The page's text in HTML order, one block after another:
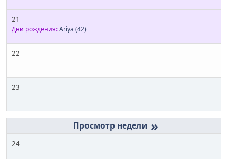
21
Дни рождения:Ariya (42)
22
23
»
24